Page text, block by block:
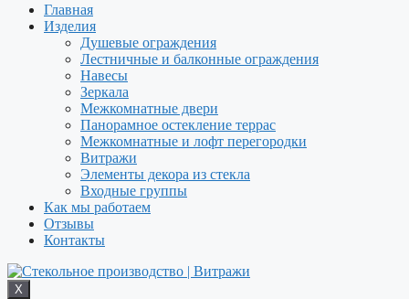
Главная
Изделия
Душевые ограждения
Лестничные и балконные ограждения
Навесы
Зеркала
Межкомнатные двери
Панорамное остекление террас
Межкомнатные и лофт перегородки
Витражи
Элементы декора из стекла
Входные группы
Как мы работаем
Отзывы
Контакты
X